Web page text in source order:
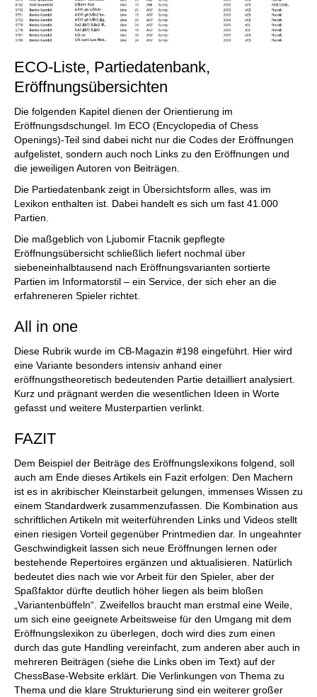
ECO-Liste, Partiedatenbank,
Eröffnungsübersichten
Die folgenden Kapitel dienen der Orientierung im
Eröffnungsdschungel. Im ECO (Encyclopedia of Chess
Openings)-Teil sind dabei nicht nur die Codes der Eröffnungen
aufgelistet, sondern auch noch Links zu den Eröffnungen und
die jeweiligen Autoren von Beiträgen.
Die Partiedatenbank zeigt in Übersichtsform alles, was im
Lexikon enthalten ist. Dabei handelt es sich um fast 41.000
Partien.
Die maßgeblich von Ljubomir Ftacnik gepflegte
Eröffnungsübersicht schließlich liefert nochmal über
siebeneinhalbtausend nach Eröffnungsvarianten sortierte
Partien im Informatorstil – ein Service, der sich eher an die
erfahreneren Spieler richtet.
All in one
Diese Rubrik wurde im CB-Magazin #198 eingeführt. Hier wird
eine Variante besonders intensiv anhand einer
eröffnungstheoretisch bedeutenden Partie detailliert analysiert.
Kurz und prägnant werden die wesentlichen Ideen in Worte
gefasst und weitere Musterpartien verlinkt.
FAZIT
Dem Beispiel der Beiträge des Eröffnungslexikons folgend, soll
auch am Ende dieses Artikels ein Fazit erfolgen: Den Machern
ist es in akribischer Kleinstarbeit gelungen, immenses Wissen zu
einem Standardwerk zusammenzufassen. Die Kombination aus
schriftlichen Artikeln mit weiterführenden Links und Videos stellt
einen riesigen Vorteil gegenüber Printmedien dar. In ungeahnter
Geschwindigkeit lassen sich neue Eröffnungen lernen oder
bestehende Repertoires ergänzen und aktualisieren. Natürlich
bedeutet dies nach wie vor Arbeit für den Spieler, aber der
Spaßfaktor dürfte deutlich höher liegen als beim bloßen
„Variantenbüffeln“. Zweifellos braucht man erstmal eine Weile,
um sich eine geeignete Arbeitsweise für den Umgang mit dem
Eröffnungslexikon zu überlegen, doch wird dies zum einen
durch das gute Handling vereinfacht, zum anderen aber auch in
mehreren Beiträgen (siehe die Links oben im Text) auf der
ChessBase-Website erklärt. Die Verlinkungen von Thema zu
Thema und die klare Strukturierung sind ein weiterer großer